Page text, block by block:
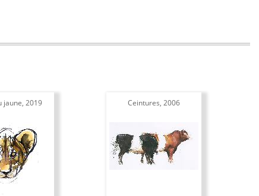
jaune, 2019 Ceintures, 2006